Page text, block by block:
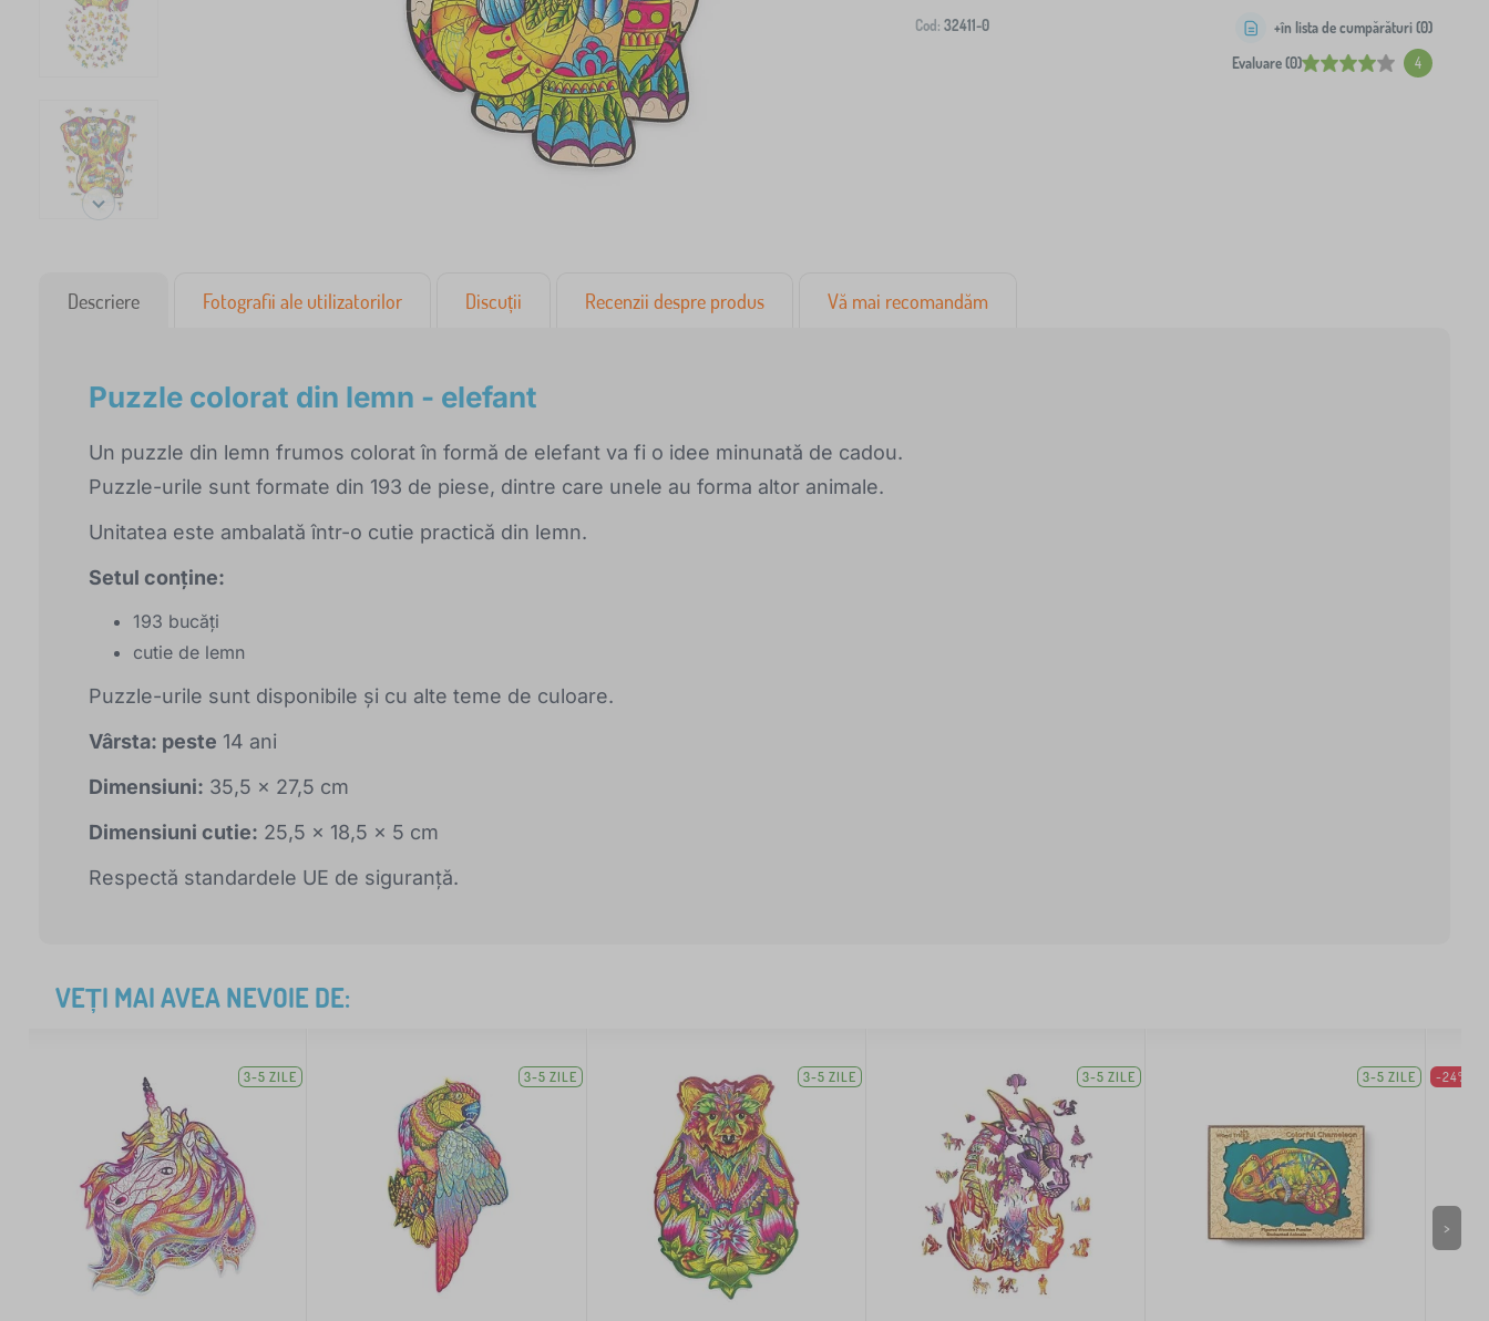
Cod: 32411-0
Evaluare (0) 4
+în lista de cumpărături (0)
Descriere Fotografii ale utilizatorilor Discuții Recenzii despre produs Vă mai recomandăm
Puzzle colorat din lemn - elefant
Un puzzle din lemn frumos colorat în formă de elefant va fi o idee minunată de cadou.
Puzzle-urile sunt formate din 193 de piese, dintre care unele au forma altor animale.
Unitatea este ambalată într-o cutie practică din lemn.
Setul conține:
193 bucăți
cutie de lemn
Puzzle-urile sunt disponibile și cu alte teme de culoare.
Vârsta: peste 14 ani
Dimensiuni: 35,5 x 27,5 cm
Dimensiuni cutie: 25,5 x 18,5 x 5 cm
Respectă standardele UE de siguranță.
VEȚI MAI AVEA NEVOIE DE:
3-5 ZILE 3-5 ZILE 3-5 ZILE 3-5 ZILE 3-5 ZILE -24%
>